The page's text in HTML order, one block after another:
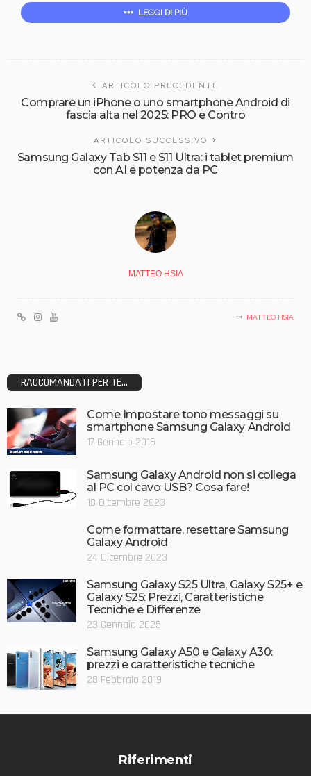
LEGGI DI PIÙ
ARTICOLO PRECEDENTE
Comprare un iPhone o uno smartphone Android di
fascia alta nel 2025: PRO e Contro
ARTICOLO SUCCESSIVO
Samsung Galaxy Tab S11 e S11 Ultra: i tablet premium
con AI e potenza da PC
MATTEO HSIA
MATTEO HSIA
RACCOMANDATI PER TE...
Come Impostare tono messaggi su
smartphone Samsung Galaxy Android
17 Gennaio 2016
Samsung Galaxy Android non si collega
al PC col cavo USB? Cosa fare!
18 Dicembre 2023
Come formattare, resettare Samsung
Galaxy Android
24 Dicembre 2023
Samsung Galaxy S25 Ultra, Galaxy S25+ e
Galaxy S25: Prezzi, Caratteristiche
Tecniche e Differenze
23 Gennaio 2025
Samsung Galaxy A50 e Galaxy A30:
prezzi e caratteristiche tecniche
28 Febbraio 2019
Riferimenti